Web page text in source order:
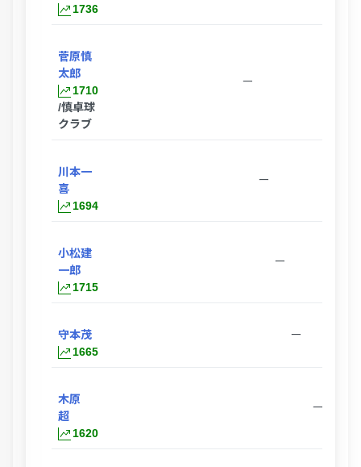
1736
菅原慎
太郎
1710
/慎卓球
クラブ
ー
川本一
喜
1694
ー
小松建
一郎
1715
ー
守本茂
1665
ー
木原
超
1620
ー